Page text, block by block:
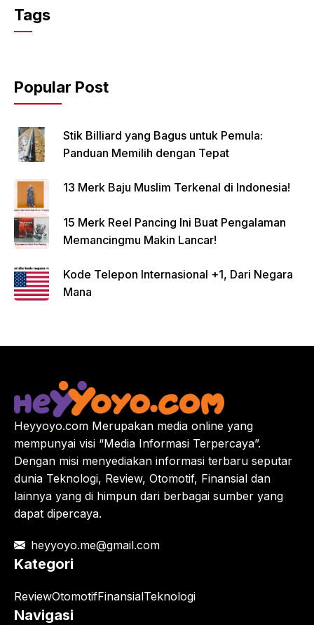
Tags
Popular Post
Stik Billiard yang Bagus untuk Pemula:
Panduan Memilih dengan Tepat
13 Merk Baju Muslim Terkenal di Indonesia!
15 Merk Reel Pancing Ini Buat Pengalaman
Memancingmu Makin Lancar!
Kode Telepon Internasional +1, Dari Negara
Mana
Heyyoyo.com Merupakan media online yang
mempunyai visi “Media Informasi Terpercaya”.
Dengan misi menyediakan informasi terbaru seputar
dunia Teknologi, Review, Otomotif, Finansial dan
lainnya yang di himpun dari berbagai sumber yang
dapat dipercaya.
heyyoyo.me@gmail.com
Kategori
ReviewOtomotifFinansialTeknologi
Navigasi